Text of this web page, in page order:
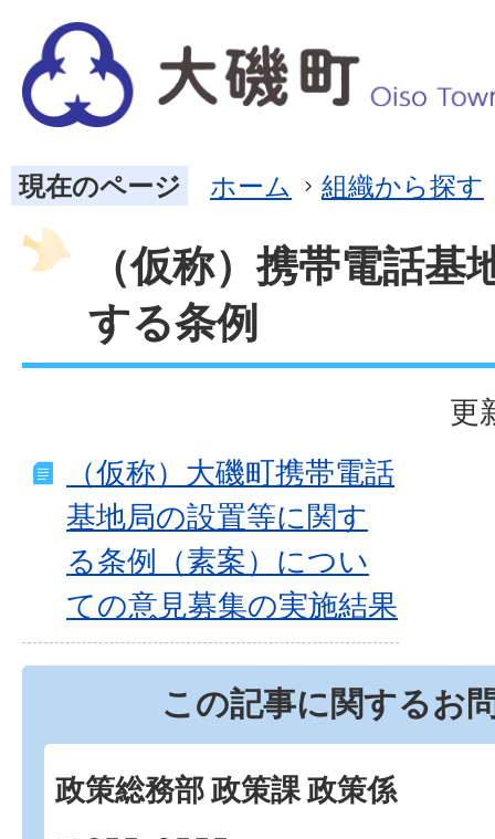
現在のページ ホーム 組織から探す
（仮称）携帯電話
する条例
更
（仮称）大磯町携帯電話
基地局の設置等に関す
る条例（素案）につい
ての意見募集の実施結果
この記事に関するお
政策総務部 政策課 政策係